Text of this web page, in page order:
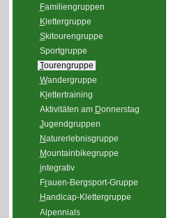
Familiengruppen
Klettergruppe
Skitourengruppe
Sportgruppe
Tourengruppe
Wandergruppe
Kl ettertraining
Aktivitäten am Donnerstag
Jugendgruppen
Naturerlebnisgruppe
Mountainbikegruppe
integrativ
Frauen-Bergsport-Gruppe
Handicap-Klettergruppe
Alpennials